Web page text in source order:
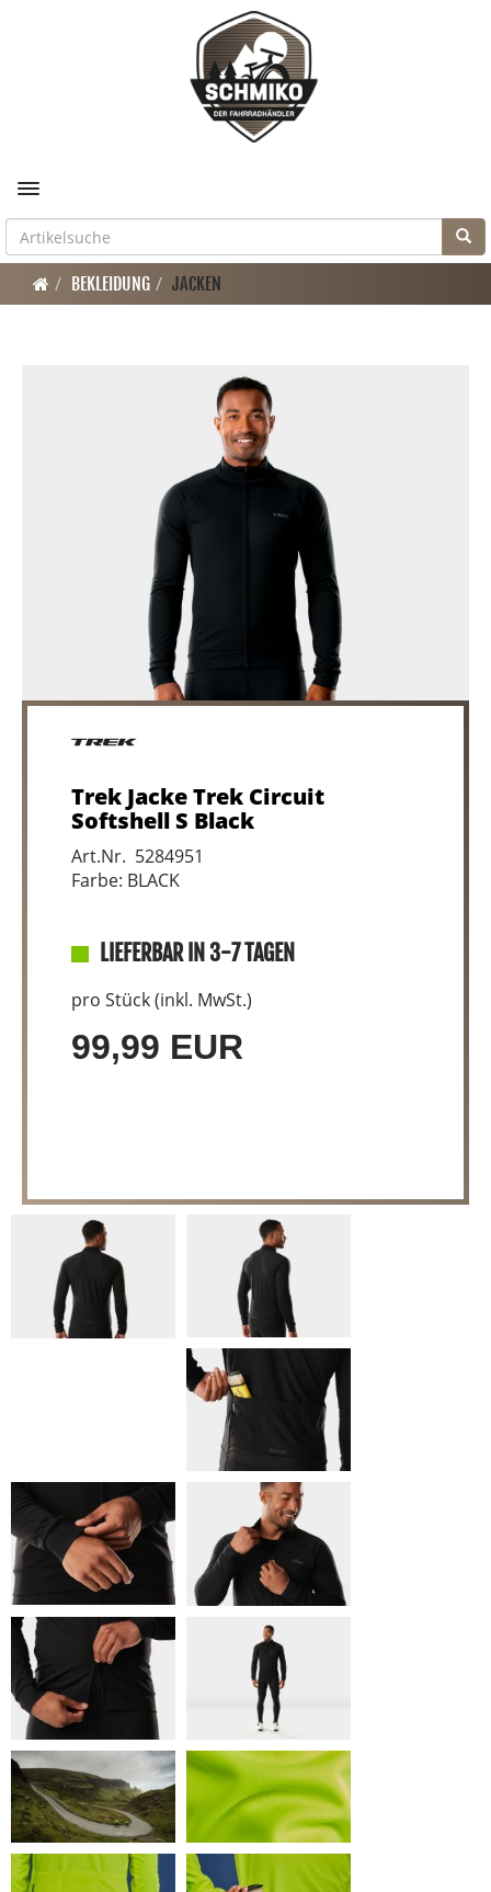
Toggle navigation
BEKLEIDUNG JACKEN
Trek Jacke Trek Circuit
Softshell S Black
Art.Nr. 5284951
Farbe: BLACK
LIEFERBAR IN 3-7 TAGEN
pro Stück (inkl. MwSt.)
99,99 EUR